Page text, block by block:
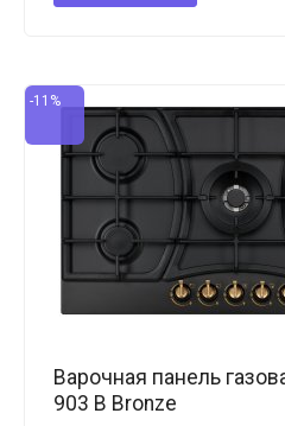
-11%
Варочная панель
903 B Bronze